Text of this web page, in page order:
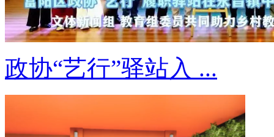
政协“艺行”驿站入 ...